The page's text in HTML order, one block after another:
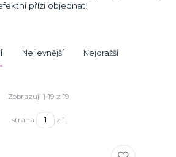
přízi objednat!
Nejlevnější Nejdražší
Zobrazuji 1-19 z 19
strana z 1